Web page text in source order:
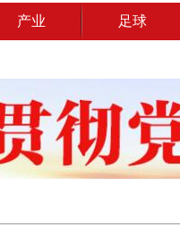
产业 足球